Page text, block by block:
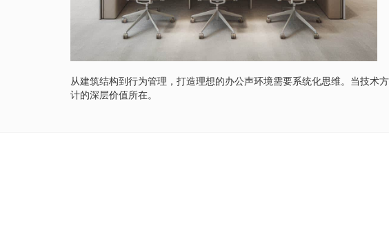
从建筑结构到行为管理，打造理想的办公声环境需要系统化思维。当技
计的深层价值所在。